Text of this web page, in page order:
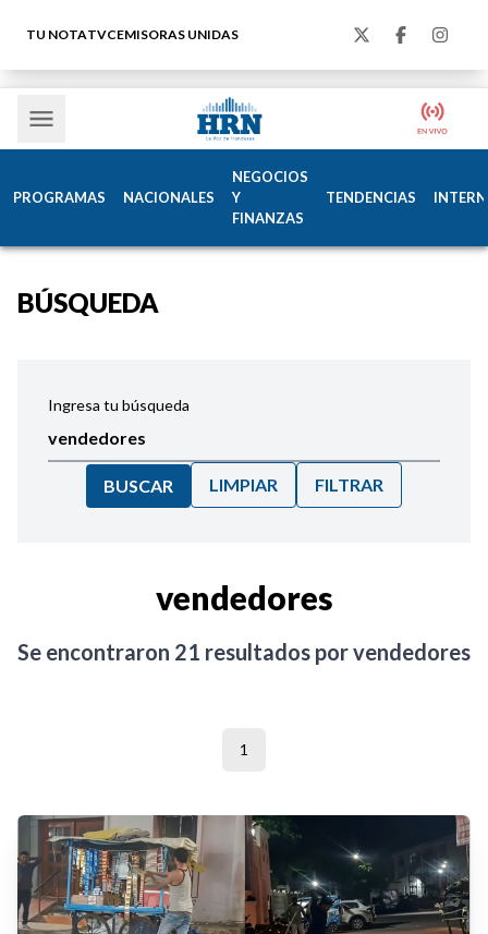
TU NOTATVCEMISORAS UNIDAS
PROGRAMAS NACIONALES
NEGOCIOS
Y
FINANZAS
TENDENCIAS
BÚSQUEDA
Ingresa tu búsqueda
BUSCAR LIMPIAR FILTRAR
vendedores
Se encontraron 21 resultados porvendedores
1